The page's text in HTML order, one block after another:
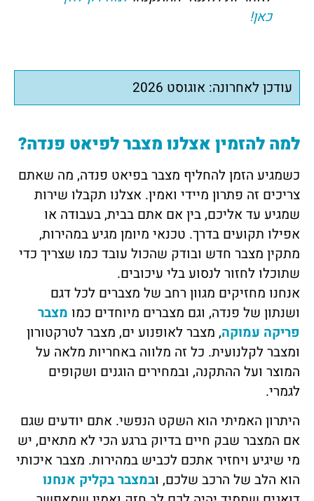
כאן!
עודכן לאחרונה: אוגוסט 2026
למה להזמין אצלנו מצבר לפיאט פנדה?
כשמגיע הזמן להחליף מצבר בפיאט פנדה, מה שאתם
צריכים זה פתרון מיידי ואמין. אצלנו תקבלו שירות
שמגיע עד אליכם, בין אם אתם בבית, בעבודה או
אפילו תקועים בדרך. טכנאי מיומן מגיע במהירות,
מתקין מצבר חדש ובודק שהכול עובד כמו שצריך כדי
שתוכלו לחזור לנסוע בלי עיכובים.
אנחנו מחזיקים מגוון רחב של מצברים לכל דגם
ושנתון של פנדה, וגם מצברים מיוחדים כמו מצבר
פריקה עמוקה, מצבר לאופנוע ים, מצבר לטרקטורון
ומצבר לקלנועית. כל זה מלווה באחריות מלאה על
המוצר ועל ההתקנה, ובמחירים הוגנים ושקופים
לגמרי.
היתרון האמיתי הוא השקט הנפשי. אתם יודעים שגם
אם המצבר שבק חיים בדיוק ברגע הכי לא מתאים, יש
מי שיגיע ויחזיר אתכם לכביש במהירות. מצבר איכותי
הוא הלב של הרכב שלכם, ובמצבר בקליק אנחנו